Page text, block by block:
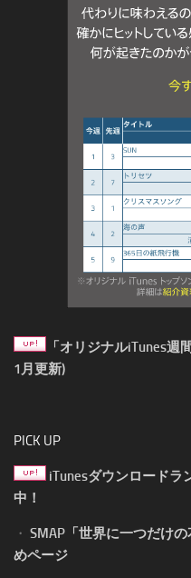
「オリジナルiTunes週
1月更新)
PICK UP
iTunesダウンロードラ
中！
・ SMAP「世界に一つだけ
めページ